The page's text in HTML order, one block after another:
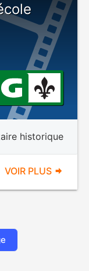
historique
VOIR PLUS